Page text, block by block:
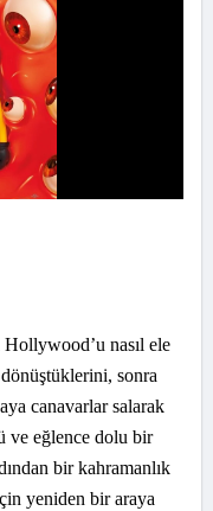
nasıl ele
sonra
canavarlar salarak
ve eğlence dolu bir
bir kahramanlık
yeniden bir araya